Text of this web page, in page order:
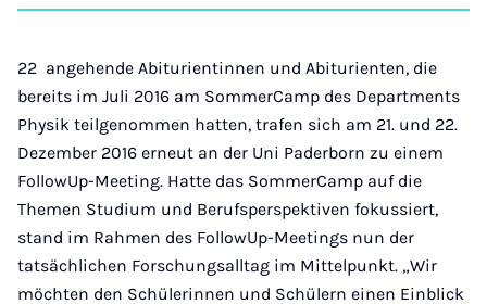
auf auf auf auf über
Mail
22 angehende Abiturientinnen und Abiturienten, die
bereits im Juli 2016 am SommerCamp des Departments
Physik teilgenommen hatten, trafen sich am 21. und 22.
Dezember 2016 erneut an der Uni Paderborn zu einem
FollowUp-Meeting. Hatte das SommerCamp auf die
Themen Studium und Berufsperspektiven fokussiert,
stand im Rahmen des FollowUp-Meetings nun der
tatsächlichen Forschungsalltag im Mittelpunkt. „Wir
möchten den Schülerinnen und Schülern einen Einblick